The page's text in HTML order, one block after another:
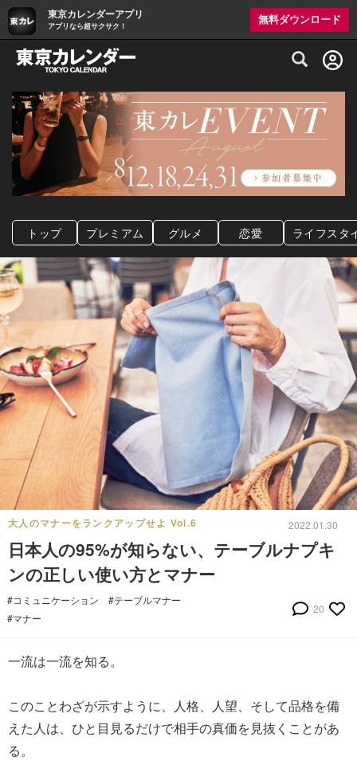
東京カレンダーアプリ
アプリなら超サクサク！
無料ダウンロード
グルメ情報・プレミアムレストラン予約
トップ プレミアム グルメ 恋愛 ライフスタ
大人のマナーをランクアップせよ Vol.6 2022.01.30
日本人の95%が知らない、テーブルナプキ
ンの正しい使い方とマナー
#コミュニケーション
#テーブルマナー
#マナー
20
一流は一流を知る。
このことわざが示すように、人格、人望、そして品格を備
えた人は、ひと目見るだけで相手の真価を見抜くことがあ
る。